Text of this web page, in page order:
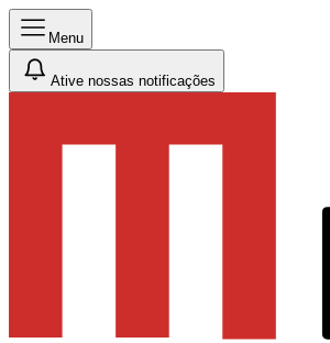
Menu
Ative nossas notificações